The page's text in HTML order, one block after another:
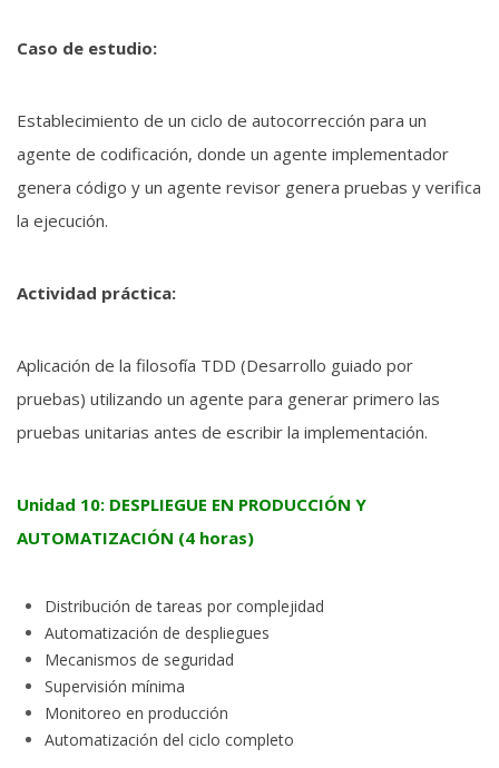
Caso de estudio:
Establecimiento de un ciclo de autocorrección para un
agente de codificación, donde un agente implementador
genera código y un agente revisor genera pruebas y verifica
la ejecución.
Actividad práctica:
Aplicación de la filosofía TDD (Desarrollo guiado por
pruebas) utilizando un agente para generar primero las
pruebas unitarias antes de escribir la implementación.
Unidad 10: DESPLIEGUE EN PRODUCCIÓN Y
AUTOMATIZACIÓN (4 horas)
Distribución de tareas por complejidad
Automatización de despliegues
Mecanismos de seguridad
Supervisión mínima
Monitoreo en producción
Automatización del ciclo completo